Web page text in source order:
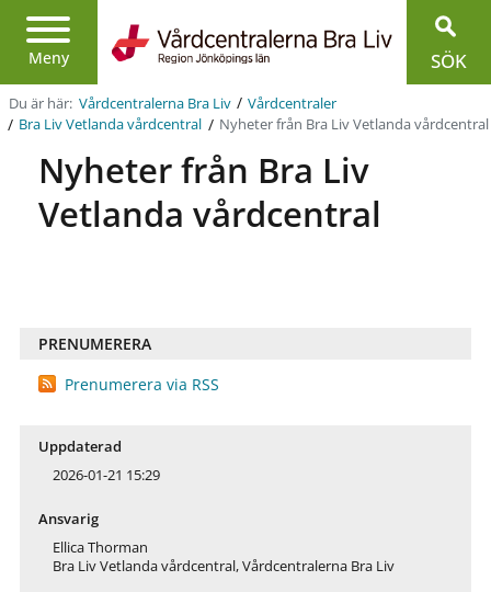
Meny
Region
Jönköpings
län
SÖK
Du är här: Vårdcentralerna Bra Liv / Vårdcentraler
/ Bra Liv Vetlanda vårdcentral / Nyheter från Bra Liv Vetlanda vårdcentral
Nyheter från Bra Liv
Vetlanda vårdcentral
PRENUMERERA
Prenumerera via RSS
Uppdaterad
2026-01-21 15:29
Ansvarig
Ellica Thorman
Bra Liv Vetlanda vårdcentral, Vårdcentralerna Bra Liv